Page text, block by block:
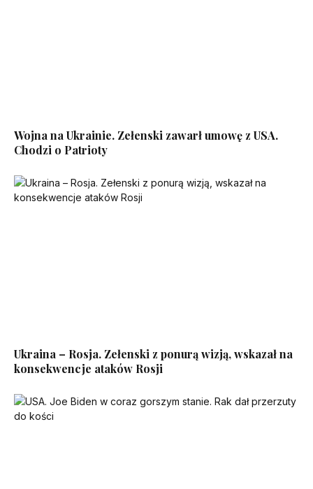
Wojna na Ukrainie. Zełenski zawarł umowę z USA.
Chodzi o Patrioty
Ukraina – Rosja. Zełenski z ponurą wizją, wskazał na
konsekwencje ataków Rosji